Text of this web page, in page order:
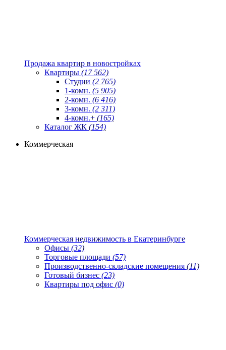
Продажа квартир в новостройках
Квартиры (17 562)
Студии (2 765)
1-комн. (5 905)
2-комн. (6 416)
3-комн. (2 311)
4-комн.+ (165)
Каталог ЖК (154)
Коммерческая
Коммерческая недвижимость в Екатеринбурге
Офисы (32)
Торговые площади (57)
Производственно-складские помещения (11)
Готовый бизнес (23)
Квартиры под офис (0)